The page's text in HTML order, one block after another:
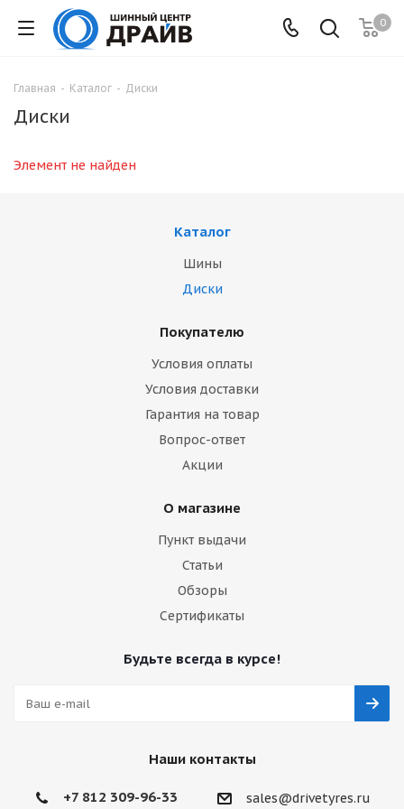
0
Главная - Каталог - Диски
Диски
Элемент не найден
Каталог
Шины
Диски
Покупателю
Условия оплаты
Условия доставки
Гарантия на товар
Вопрос-ответ
Акции
О магазине
Пункт выдачи
Статьи
Обзоры
Сертификаты
Будьте всегда в курсе!
Наши контакты
+7 812 309-96-33 sales@drivetyres.ru